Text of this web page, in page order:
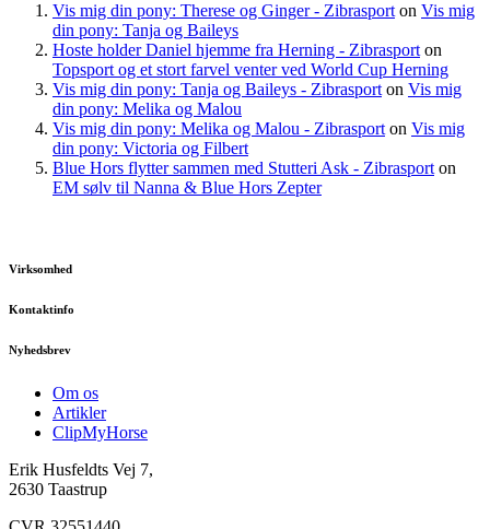
Vis mig din pony: Therese og Ginger - Zibrasport on Vis mig
din pony: Tanja og Baileys
Hoste holder Daniel hjemme fra Herning - Zibrasport on
Topsport og et stort farvel venter ved World Cup Herning
Vis mig din pony: Tanja og Baileys - Zibrasport on Vis mig
din pony: Melika og Malou
Vis mig din pony: Melika og Malou - Zibrasport on Vis mig
din pony: Victoria og Filbert
Blue Hors flytter sammen med Stutteri Ask - Zibrasport on
EM sølv til Nanna & Blue Hors Zepter
Virksomhed
Kontaktinfo
Nyhedsbrev
Om os
Artikler
ClipMyHorse
Erik Husfeldts Vej 7,
2630 Taastrup